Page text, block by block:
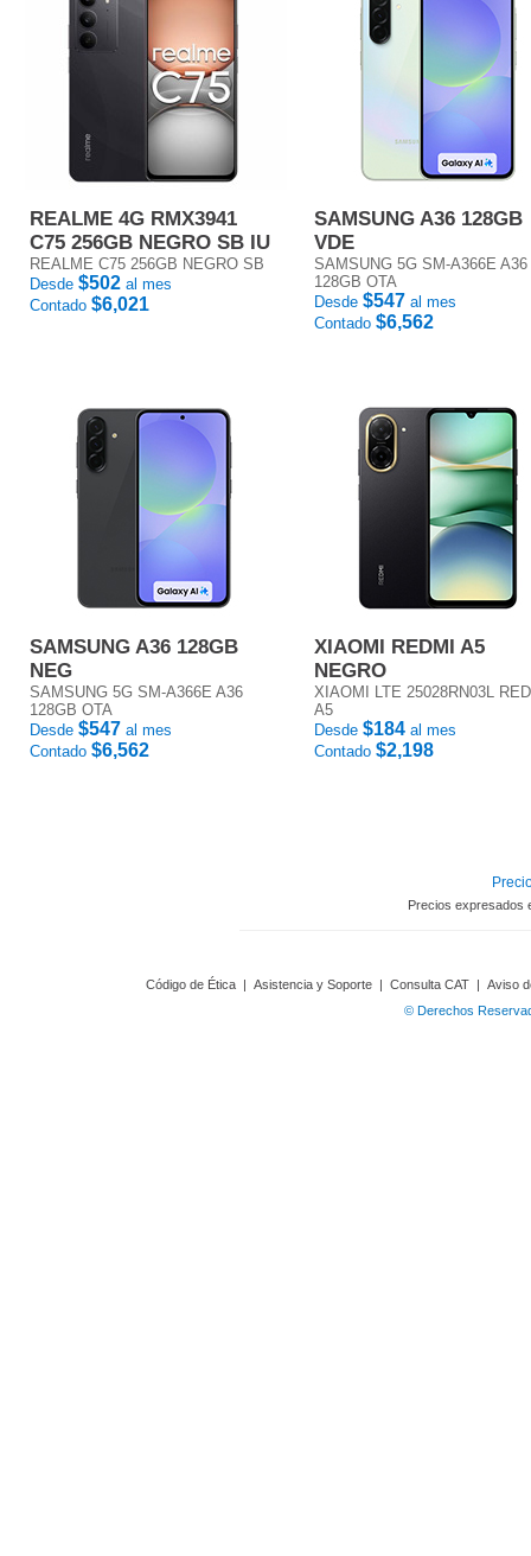
REALME 4G RMX3941
C75 256GB NEGRO SB IU
REALME C75 256GB NEGRO SB
Desde $502 al mes
Contado $6,021
SAMSUNG A36 128GB
VDE
SAMSUNG 5G SM-A366E A36
128GB OTA
Desde $547 al mes
Contado $6,562
SAMSUNG A36 128GB
NEG
SAMSUNG 5G SM-A366E A36
128GB OTA
Desde $547 al mes
Contado $6,562
XIAOMI REDMI A5
NEGRO
XIAOMI LTE 25028RN03L
A5
Desde $184 al mes
Contado $2,198
Precios expresados
Código de Ética | Asistencia y Soporte | Consulta CAT | Aviso
© Derechos